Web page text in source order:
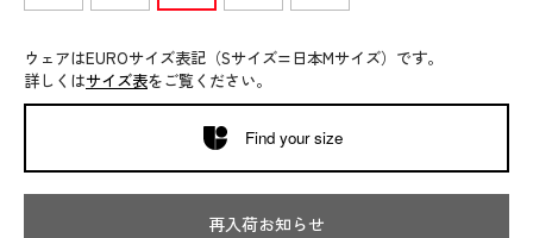
ウェアはEUROサイズ表記（Sサイズ=日本Mサイズ）です。
詳しくはサイズ表をご覧ください。
Find your size
再入荷お知らせ